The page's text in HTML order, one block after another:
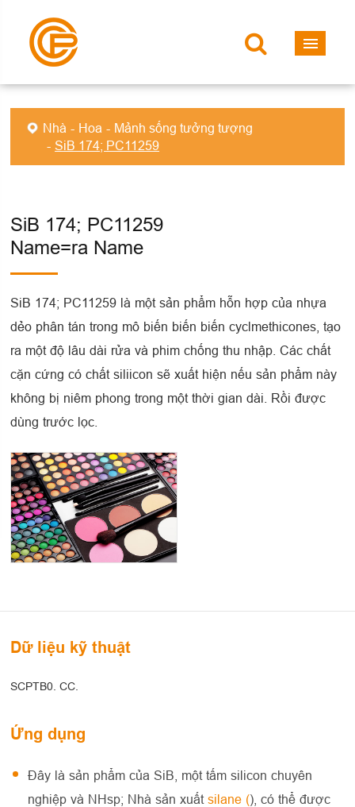
Nhà Hoa
Mảnh sống tưởng tượng
SiB 174; PC11259
SiB 174; PC11259
Name=ra Name
SiB 174; PC11259 là một sản phẩm hỗn hợp của nhựa
dẻo phân tán trong mô biến biến biến cyclmethicones, tạo
ra một độ lâu dài rửa và phim chống thu nhập. Các chất
cặn cứng có chất siliicon sẽ xuất hiện nếu sản phẩm này
không bị niêm phong trong một thời gian dài. Rồi được
dùng trước lọc.
Dữ liệu kỹ thuật
SCPTB0. CC.
Ứng dụng
Đây là sản phẩm của SiB, một tấm silicon chuyên
nghiệp và NHsp; Nhà sản xuấtsilane (), có thể được